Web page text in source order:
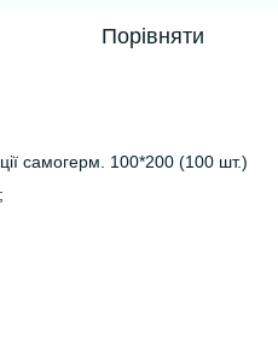
Порівняти
самогерм. 100*200 (100 шт.)